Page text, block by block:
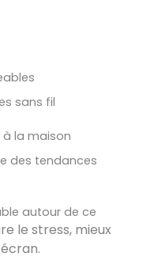
sans fil
à la maison
des tendances
autour de ce
le stress, mieux